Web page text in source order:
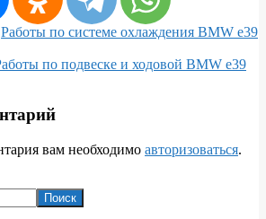
Работы по системе охлаждения BMW e39
по подвеске и ходовой BMW e39
вам необходимо авторизоваться.